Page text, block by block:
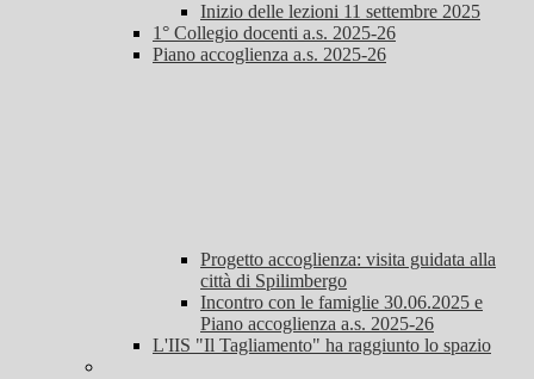
Inizio delle lezioni 11 settembre 2025
1° Collegio docenti a.s. 2025-26
Piano accoglienza a.s. 2025-26
Progetto accoglienza: visita guidata alla
città di Spilimbergo
Incontro con le famiglie 30.06.2025 e
Piano accoglienza a.s. 2025-26
L'IIS "Il Tagliamento" ha raggiunto lo spazio